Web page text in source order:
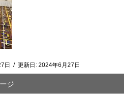
日 / 更新日: 2024年6月27日
ジ